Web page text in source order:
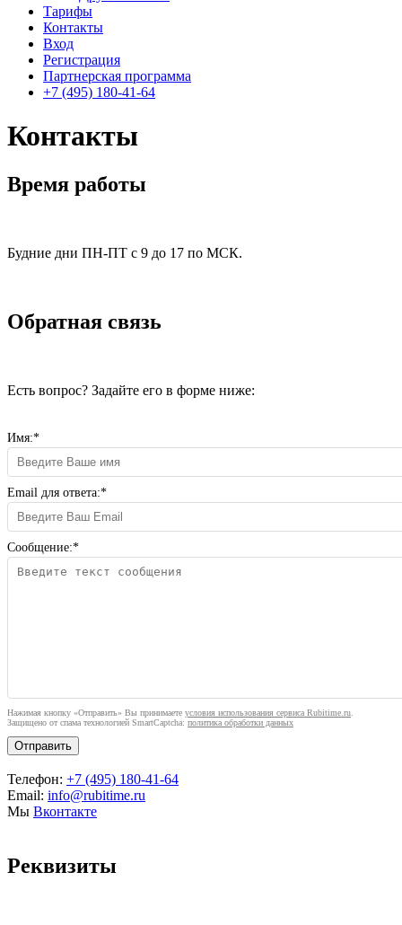
Тарифы
Контакты
Вход
Регистрация
Партнерская программа
+7 (495) 180-41-64
Контакты
Время работы
Будние дни ПН-ПТ с 9 до 17 по МСК.
Обратная связь
Есть вопрос? Задайте его в форме ниже:
Имя:*
Email для ответа:*
Сообщение:*
Нажимая кнопку «Отправить» Вы принимаете условия использования сервиса Rubitime.ru
Защищено от спама технологией SmartCaptcha: политика обработки данных
Отправить
Телефон: +7 (495) 180-41-64
Email: info@rubitime.ru
Мы Вконтакте
Реквизиты